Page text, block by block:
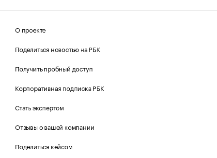
О проекте
Поделиться новостью на РБК
Получить пробный доступ
Корпоративная подписка РБК
Стать экспертом
Отзывы о вашей компании
Поделиться кейсом